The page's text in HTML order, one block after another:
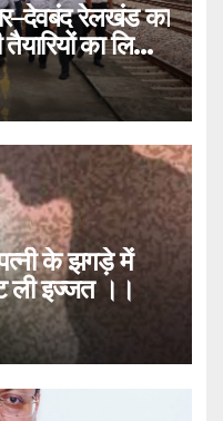
रेलखंड का
का लिया
के झगड़े में
ली इज्जत ।।